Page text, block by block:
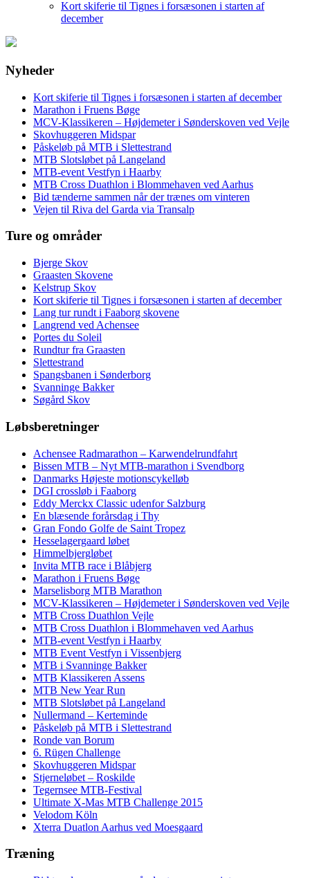
Kort skiferie til Tignes i forsæsonen i starten af
december
Nyheder
Kort skiferie til Tignes i forsæsonen i starten af december
Marathon i Fruens Bøge
MCV-Klassikeren – Højdemeter i Sønderskoven ved Vejle
Skovhuggeren Midspar
Påskeløb på MTB i Slettestrand
MTB Slotsløbet på Langeland
MTB-event Vestfyn i Haarby
MTB Cross Duathlon i Blommehaven ved Aarhus
Bid tænderne sammen når der trænes om vinteren
Vejen til Riva del Garda via Transalp
Ture og områder
Bjerge Skov
Graasten Skovene
Kelstrup Skov
Kort skiferie til Tignes i forsæsonen i starten af december
Lang tur rundt i Faaborg skovene
Langrend ved Achensee
Portes du Soleil
Rundtur fra Graasten
Slettestrand
Spangsbanen i Sønderborg
Svanninge Bakker
Søgård Skov
Løbsberetninger
Achensee Radmarathon – Karwendelrundfahrt
Bissen MTB – Nyt MTB-marathon i Svendborg
Danmarks Højeste motionscykelløb
DGI crossløb i Faaborg
Eddy Merckx Classic udenfor Salzburg
En blæsende forårsdag i Thy
Gran Fondo Golfe de Saint Tropez
Hesselagergaard løbet
Himmelbjergløbet
Invita MTB race i Blåbjerg
Marathon i Fruens Bøge
Marselisborg MTB Marathon
MCV-Klassikeren – Højdemeter i Sønderskoven ved Vejle
MTB Cross Duathlon Vejle
MTB Cross Duathlon i Blommehaven ved Aarhus
MTB-event Vestfyn i Haarby
MTB Event Vestfyn i Vissenbjerg
MTB i Svanninge Bakker
MTB Klassikeren Assens
MTB New Year Run
MTB Slotsløbet på Langeland
Nullermand – Kerteminde
Påskeløb på MTB i Slettestrand
Ronde van Borum
6. Rügen Challenge
Skovhuggeren Midspar
Stjerneløbet – Roskilde
Tegernsee MTB-Festival
Ultimate X-Mas MTB Challenge 2015
Velodom Köln
Xterra Duatlon Aarhus ved Moesgaard
Træning